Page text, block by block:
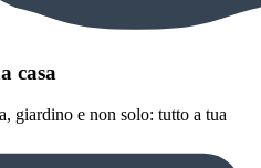
casa
giardino e non solo: tutto a tua